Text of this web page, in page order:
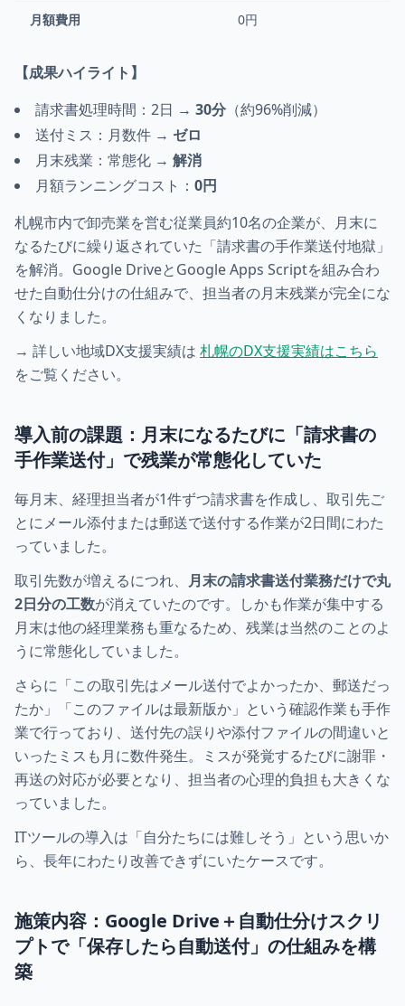
月額費用 0円
【成果ハイライト】
請求書処理時間：2日 → 30分 （約96%削減）
送付ミス：月数件 → ゼロ
月末残業：常態化 → 解消
月額ランニングコスト： 0円
札幌市内で卸売業を営む従業員約10名の企業が、月末に
なるたびに繰り返されていた「請求書の手作業送付地獄」
を解消。Google DriveとGoogle Apps Scriptを組み合わ
せた自動仕分けの仕組みで、担当者の月末残業が完全にな
くなりました。
→ 詳しい地域DX支援実績は 札幌のDX支援実績はこちら
をご覧ください。
導入前の課題：月末になるたびに「請求書の
手作業送付」で残業が常態化していた
毎月末、経理担当者が1件ずつ請求書を作成し、取引先ご
とにメール添付または郵送で送付する作業が2日間にわた
っていました。
取引先数が増えるにつれ、 月末の請求書送付業務だけで丸
2日分の工数が消えていたのです。しかも作業が集中する
月末は他の経理業務も重なるため、残業は当然のことのよ
うに常態化していました。
さらに「この取引先はメール送付でよかったか、郵送だっ
たか」「このファイルは最新版か」という確認作業も手作
業で行っており、送付先の誤りや添付ファイルの間違いと
いったミスも月に数件発生。ミスが発覚するたびに謝罪・
再送の対応が必要となり、担当者の心理的負担も大きくな
っていました。
ITツールの導入は「自分たちには難しそう」という思いか
ら、長年にわたり改善できずにいたケースです。
施策内容：Google Drive＋自動仕分けスクリ
プトで「保存したら自動送付」の仕組みを構
築